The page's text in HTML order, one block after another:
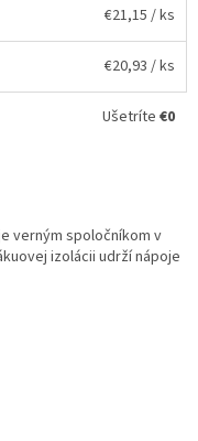
€21,15 / ks
€20,93 / ks
Ušetríte €0
verným spoločníkom v
izolácii udrží nápoje